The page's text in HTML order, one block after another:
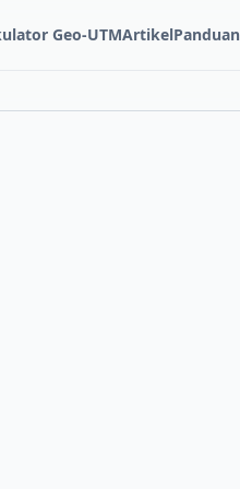
Geo-UTMArtikelPanduan